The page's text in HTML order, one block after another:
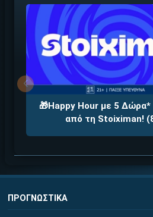
🎁Happy Hour με 5 Δώρα*
από τη Stoiximan!
ΠΡΟΓΝΩΣΤΙΚΑ
ΕΓΚΡΙΣΗ ΑΠΟ ΑΡΧΟΝΤΑ ΕΓΚΡΙΣΗ ΑΠΟ ΑΡΧΟΝΤΑ Βρέθηκε